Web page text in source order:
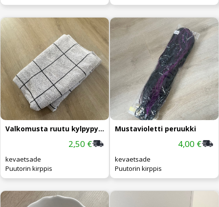
Valkomusta ruutu kylpypyyhe
2,50 €
kevaetsade
Puutorin kirppis
Mustavioletti peruukki
4,00 €
kevaetsade
Puutorin kirppis